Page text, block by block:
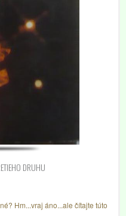
DRUHU
Hm...vraj áno...ale čítajte túto